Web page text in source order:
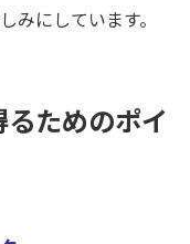
みにしています。
ためのポイ